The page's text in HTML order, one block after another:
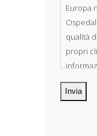
Europa
qualità
propri
dei dati
oggetto